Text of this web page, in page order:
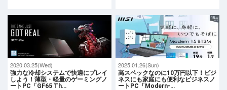
2020.03.25(Wed)
強力な冷却システムで快適にプレイ
しよう！薄型・軽量のゲーミングノ
ートPC「GF65 Th…
2025.01.26(Sun)
高スペックなのに10万円以下！ビジ
ネスにも家庭にも便利なビジネスノ
ートPC「Modern-…